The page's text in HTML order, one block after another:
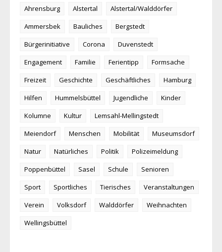
Ahrensburg Alstertal
Alstertal/Walddörfer
Ammersbek
Bauliches
Bergstedt
Bürgerinitiative
Corona
Duvenstedt
Engagement
Familie Ferientipp
Formsache
Freizeit
Geschichte Geschäftliches
Hamburg
Hilfen
Hummelsbüttel Jugendliche
Kinder
Kolumne
Kultur
Lemsahl-Mellingstedt
Meiendorf
Menschen Mobilität
Museumsdorf
Natur
Natürliches Politik
Polizeimeldung
Poppenbüttel
Sasel Schule
Senioren
Sport
Sportliches Tierisches
Veranstaltungen
Verein
Volksdorf Walddörfer
Weihnachten
Wellingsbüttel